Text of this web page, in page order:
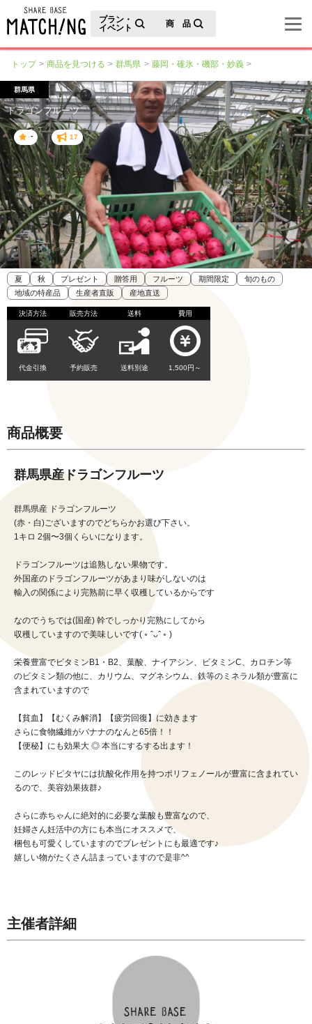
プラン・
イベント
商 品
トップ 商品を見つける 群馬県 藤岡・碓氷・磯部・妙義
群馬県
ドラゴンフルーツ
- 17
夏 秋 プレゼント 贈答用 フルーツ 期間限定
旬のもの
地域の特産品
生産者直販 産地直送
決済方法
代金引換
販売方法
予約販売
送料
送料別途
費用
1,500円～
商品概要
群馬県産ドラゴンフルーツ
群馬県産 ドラゴンフルーツ
(赤・白)ございますのでどちらかお選び下さい。
1キロ 2個〜3個くらいになります。
ドラゴンフルーツは追熟しない果物です。
外国産のドラゴンフルーツがあまり味がしないのは
輸入の関係により完熟前に早く収穫しているからです
なのでうちでは(国産) 幹でしっかり完熟にしてから
収穫していますので美味しいです(﹡ˆᴗˆ﹡)
栄養豊富でビタミンB1・B2、葉酸、ナイアシン、ビタミンC、カロチン等
のビタミン類の他に、カリウム、マグネシウム、鉄等のミネラル類が豊富に
含まれていますので
【貧血】【むくみ解消】【疲労回復】に効きます
さらに食物繊維がバナナのなんと65倍！！
【便秘】にも効果大 ◎ 本当にするする出ます！
このレッドピタヤには抗酸化作用を持つポリフェノールが豊富に含まれてい
るので、美容効果抜群♪
さらに赤ちゃんに絶対的に必要な葉酸も豊富なので、
妊婦さん妊活中の方にも本当にオススメで、
梱包も可愛くしていますのでプレゼントにも最適です♪
嬉しい物がたくさん詰まっていますので是非^^
主催者詳細